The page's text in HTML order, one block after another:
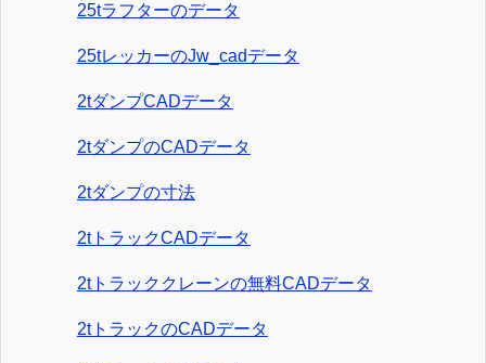
25tラフターのデータ
25tレッカーのJw_cadデータ
2tダンプCADデータ
2tダンプのCADデータ
2tダンプの寸法
2tトラックCADデータ
2tトラッククレーンの無料CADデータ
2tトラックのCADデータ